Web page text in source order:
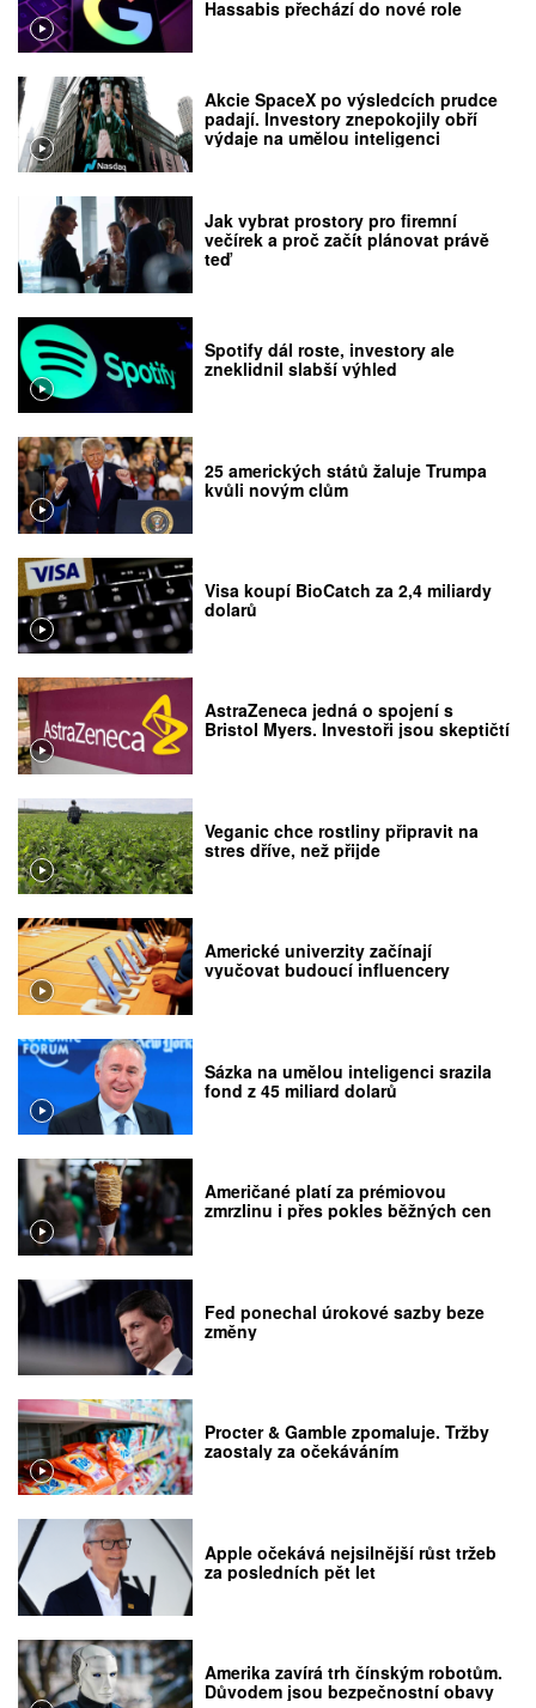
Hassabis přechází do nové role
Akcie SpaceX po výsledcích prudce
padají. Investory znepokojily obří
výdaje na umělou inteligenci
Jak vybrat prostory pro firemní
večírek a proč začít plánovat právě
teď
Spotify dál roste, investory ale
zneklidnil slabší výhled
25 amerických států žaluje Trumpa
kvůli novým clům
Visa koupí BioCatch za 2,4 miliardy
dolarů
AstraZeneca jedná o spojení s
Bristol Myers. Investoři jsou skeptičtí
Veganic chce rostliny připravit na
stres dříve, než přijde
Americké univerzity začínají
vyučovat budoucí influencery
Sázka na umělou inteligenci srazila
fond z 45 miliard dolarů
Američané platí za prémiovou
zmrzlinu i přes pokles běžných cen
Fed ponechal úrokové sazby beze
změny
Procter & Gamble zpomaluje. Tržby
zaostaly za očekáváním
Apple očekává nejsilnější růst tržeb
za posledních pět let
Amerika zavírá trh čínským robotům.
Důvodem jsou bezpečnostní obavy